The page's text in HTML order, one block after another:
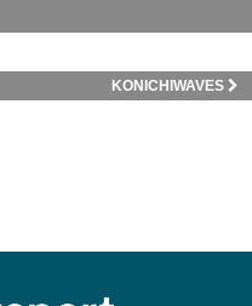
KONICHIWAVES